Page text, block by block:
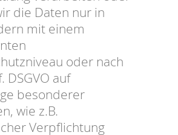
die Daten nur in
mit einem
oder nach
DSGVO auf
besonderer
wie z.B.
Verpflichtung